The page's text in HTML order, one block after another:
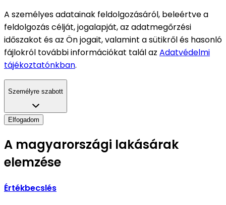
A személyes adatainak feldolgozásáról, beleértve a
feldolgozás célját, jogalapját, az adatmegőrzési
időszakot és az Ön jogait, valamint a sütikről és hasonló
fájlokról további információkat talál az Adatvédelmi
tájékoztatónkban.
Személyre szabott
Elfogadom
A magyarországi lakásárak
elemzése
Értékbecslés